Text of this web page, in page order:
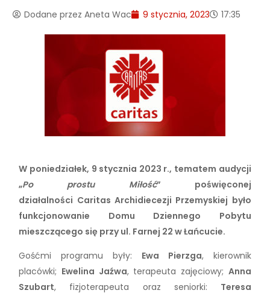
Dodane przez Aneta Wac 9 stycznia, 2023 17:35
W poniedziałek, 9 stycznia 2023 r., tematem audycji
„Po prostu Miłość” poświęconej
działalności Caritas Archidiecezji Przemyskiej było
funkcjonowanie Domu Dziennego Pobytu
mieszczącego się przy ul. Farnej 22 w Łańcucie.
Gośćmi programu były: Ewa Pierzga, kierownik
placówki; Ewelina Jaźwa, terapeuta zajęciowy; Anna
Szubart, fizjoterapeuta oraz seniorki: Teresa